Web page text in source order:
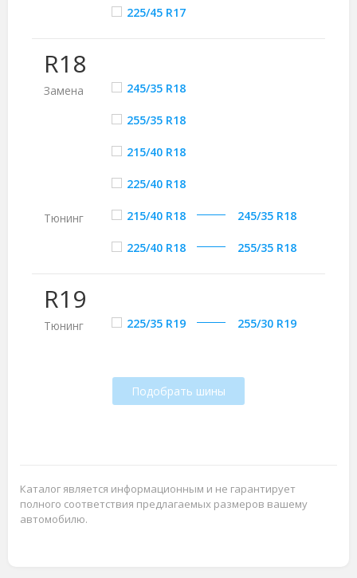
225/45 R17
R18
Замена 245/35 R18
255/35 R18
215/40 R18
225/40 R18
Тюнинг 215/40 R18 245/35 R18
225/40 R18 255/35 R18
R19
Тюнинг 225/35 R19 255/30 R19
Подобрать шины
Каталог является информационным и не гарантирует
полного соответствия предлагаемых размеров вашему
автомобилю.